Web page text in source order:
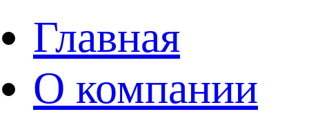
Главная
О компании